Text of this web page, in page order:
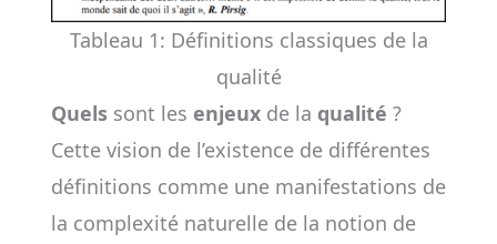
Tableau 1: Définitions classiques de la
qualité
Quelssont les enjeuxde la qualité ?
Cette vision de l’existence de différentes
définitions comme une manifestations de
la complexité naturelle de la notion de